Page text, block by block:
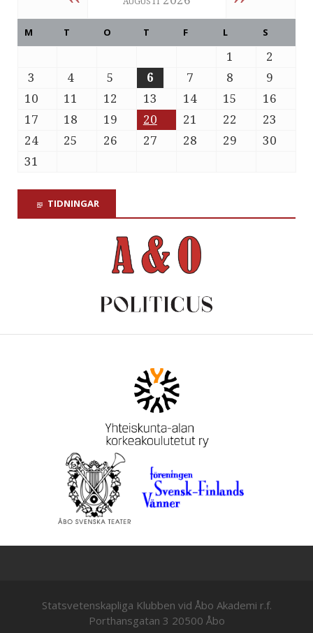
M T O T F L S
1
2
3
4 5 6 7 8
9
10
11 12 13 14 15
16
17
18 19 20 21 22
23
24
25 26 27 28 29
30
31
TIDNINGAR
Statsvetenskapliga Klubben vid Åbo Akademi r.f.
Porthansgatan 3 20500 Åbo